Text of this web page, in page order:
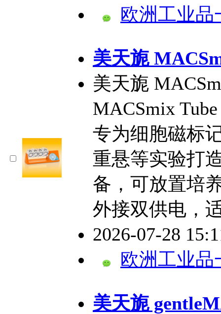
欧洲工业品
美天旎
美天旎
MACSmix
专为细胞磁标
重悬等实验打
备，可放置培
外接双供电，
2026-07-28
欧洲工业品
美天旎